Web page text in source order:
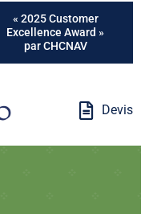
« 2025 Customer
Excellence Award »
par CHCNAV
Devis